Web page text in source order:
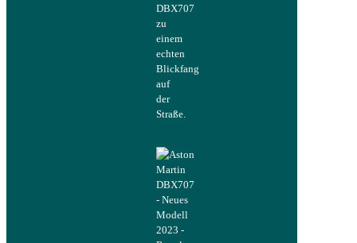
DBX707
zu
einem
echten
Blickfang
auf
der
Straße.